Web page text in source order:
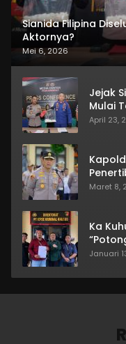
Sianida Filipina
Aktornya?
Mei 6, 2026
Jejak
Mulai
April 23,
Maret 8,
Ka
Januari